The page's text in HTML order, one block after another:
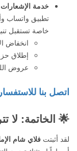
خدمة
تطبيق واتساب
خاصة تستقبل
انخفاض
إطلاق
عروض
اتصل بنا للاستفسار
🌟 الخاتمة: لا
لقد أثبتت فلاي شام